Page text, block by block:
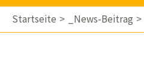
Startseite _News-Beitrag